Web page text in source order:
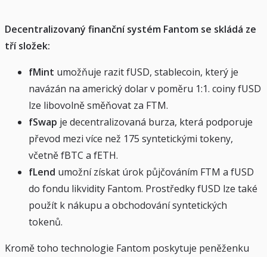
Decentralizovaný finanční systém Fantom se skládá ze
tří složek:
fMint umožňuje razit fUSD, stablecoin, který je
navázán na americký dolar v poměru 1:1. coiny fUSD
lze libovolně směňovat za FTM.
fSwap je decentralizovaná burza, která podporuje
převod mezi více než 175 syntetickými tokeny,
včetně fBTC a fETH.
fLend umožní získat úrok půjčováním FTM a fUSD
do fondu likvidity Fantom. Prostředky fUSD lze také
použít k nákupu a obchodování syntetických
tokenů.
Kromě toho technologie Fantom poskytuje peněženku